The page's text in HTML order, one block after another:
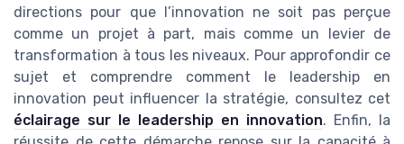
directions pour que l’innovation ne soit pas perçue
comme un projet à part, mais comme un levier de
transformation à tous les niveaux. Pour approfondir ce
sujet et comprendre comment le leadership en
innovation peut influencer la stratégie, consultez cet
éclairage sur le leadership en innovation. Enfin, la